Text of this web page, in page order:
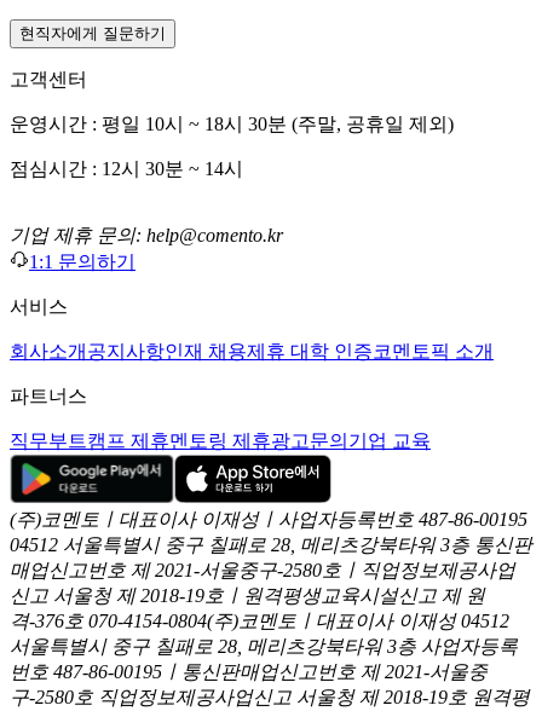
현직자에게 질문하기
고객센터
운영시간 : 평일 10시 ~ 18시 30분 (주말, 공휴일 제외)
점심시간 : 12시 30분 ~ 14시
기업 제휴 문의: help@comento.kr
1:1 문의하기
서비스
회사소개 공지사항인재 채용제휴 대학 인증코멘토픽 소개
파트너스
직무부트캠프 제휴멘토링 제휴광고문의 기업 교육
(주)코멘토ㅣ대표이사 이재성ㅣ사업자등록번호 487-86-00195
04512 서울특별시 중구 칠패로 28, 메리츠강북타워 3층 통신판
매업신고번호 제 2021-서울중구-2580호ㅣ직업정보제공사업
신고 서울청 제 2018-19호ㅣ원격평생교육시설신고 제 원
격-376호 070-4154-0804(주)코멘토ㅣ대표이사 이재성 04512
서울특별시 중구 칠패로 28, 메리츠강북타워 3층 사업자등록
번호 487-86-00195ㅣ통신판매업신고번호 제 2021-서울중
구-2580호 직업정보제공사업신고 서울청 제 2018-19호 원격평